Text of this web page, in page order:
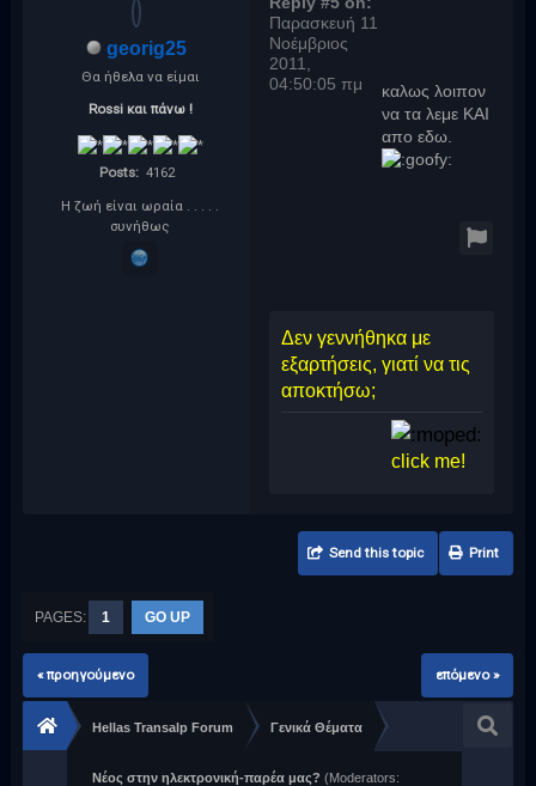
georig25
Θα ήθελα να είμαι
Rossi και πάνω !
Posts: 4162
Η ζωή είναι ωραία . . . . .
συνήθως
Παρασκευή 11
Νοέμβριος
2011,
04:50:05 πμ
καλως λοιπον
να τα λεμε ΚΑΙ
απο εδω.
Δεν γεννήθηκα με
εξαρτήσεις, γιατί να τις
αποκτήσω;
click me!
Send this topic Print
PAGES: 1 GO UP
« προηγούμενο επόμενο »
Hellas Transalp Forum Γενικά Θέματα
Νέος στην ηλεκτρονική-παρέα μας? (Moderators: